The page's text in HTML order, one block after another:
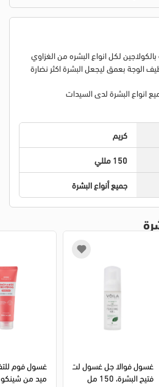
لكل انواع البشره من الغزاوي
الوجة بعمق ليجعل البشرة اكثر نضارة
انواع البشرة لدى السيدات
كريم
150 مللي
جميع أنواع البشرة
غسول فوالا جل غسول لت
فتيح البشرة، 150 مل
غسول فوم